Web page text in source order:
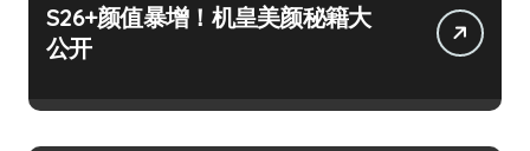
S26+颜值暴增！机皇美颜秘籍大
公开